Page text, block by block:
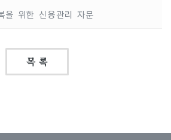
을 위한 신용관리 자문
목 록